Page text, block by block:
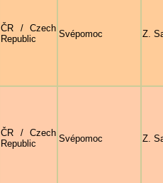
ČR / Czech
Republic
Svépomoc Z.
ČR / Czech
Republic
Svépomoc Z.